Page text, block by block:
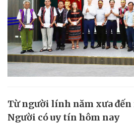
Từ người lính năm xưa đến
Người có uy tín hôm nay